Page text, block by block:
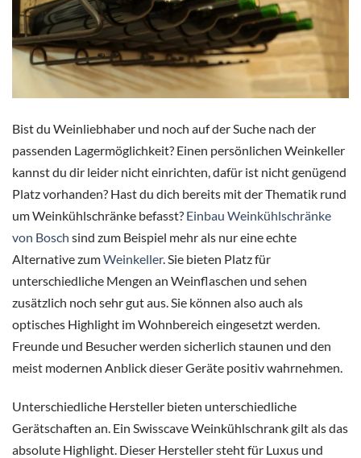
Bist du Weinliebhaber und noch auf der Suche nach der
passenden Lagermöglichkeit? Einen persönlichen Weinkeller
kannst du dir leider nicht einrichten, dafür ist nicht genügend
Platz vorhanden? Hast du dich bereits mit der Thematik rund
um Weinkühlschränke befasst? Einbau Weinkühlschränke
von Bosch sind zum Beispiel mehr als nur eine echte
Alternative zumWeinkeller. Sie bieten Platz für
unterschiedliche Mengen an Weinflaschen und sehen
zusätzlich noch sehr gut aus. Sie können also auch als
optisches Highlight im Wohnbereich eingesetzt werden.
Freunde und Besucher werden sicherlich staunen und den
meist modernen Anblick dieser Geräte positiv wahrnehmen.
Unterschiedliche Hersteller bieten unterschiedliche
Gerätschaften an. Ein Swisscave Weinkühlschrankgilt als das
absolute Highlight. Dieser Hersteller steht für Luxus und